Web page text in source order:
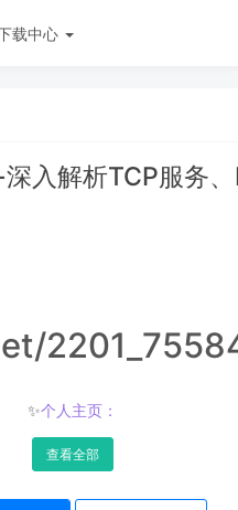
载中心
入解析TCP服务
✨个人主页：
查看全部